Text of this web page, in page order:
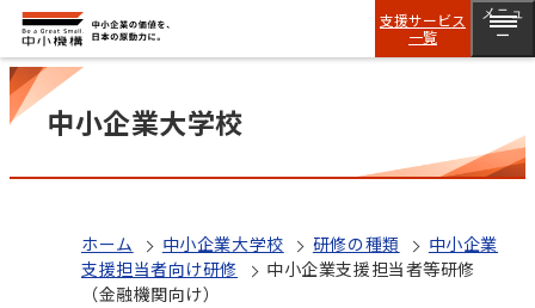
支援サービス
一覧
メニュ
ー
中小企業大学校
ホーム 中小企業大学校 研修の種類
中小企業
支援担当者向け研修
中小企業支援担当者等研修
（金融機関向け）